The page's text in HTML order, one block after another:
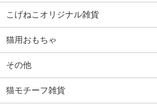
こげねこオリジナル雑貨
猫用おもちゃ
その他
猫モチーフ雑貨